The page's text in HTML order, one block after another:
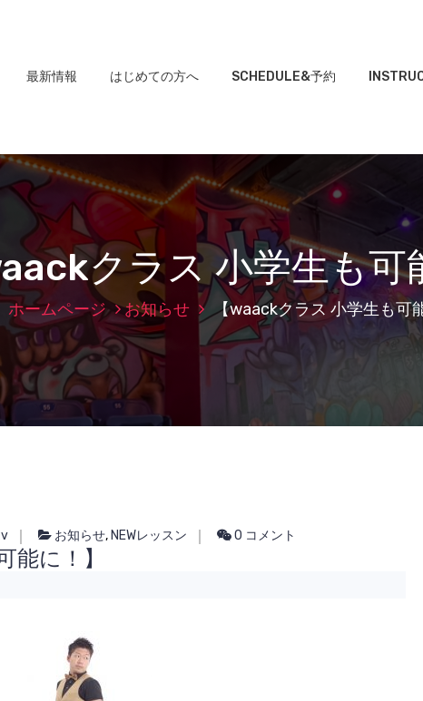
最新情報 はじめての方へ SCHEDULE&予約
クラス 小学生も可
ホームページ お知らせ 【waackクラス 小学生も可
お知らせ, NEWレッスン 0 コメント
能に！】